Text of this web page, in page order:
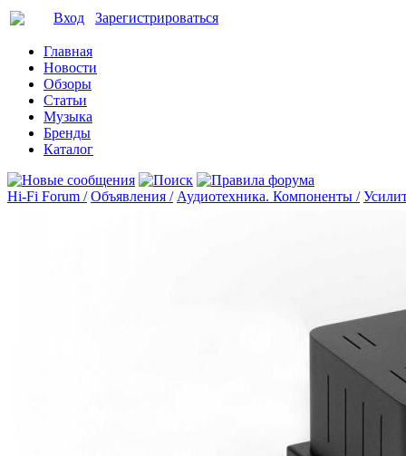
Вход Зарегистрироваться
Главная
Новости
Обзоры
Статьи
Музыка
Бренды
Каталог
Hi-Fi Forum / Объявления / Аудиотехника. Компоненты /